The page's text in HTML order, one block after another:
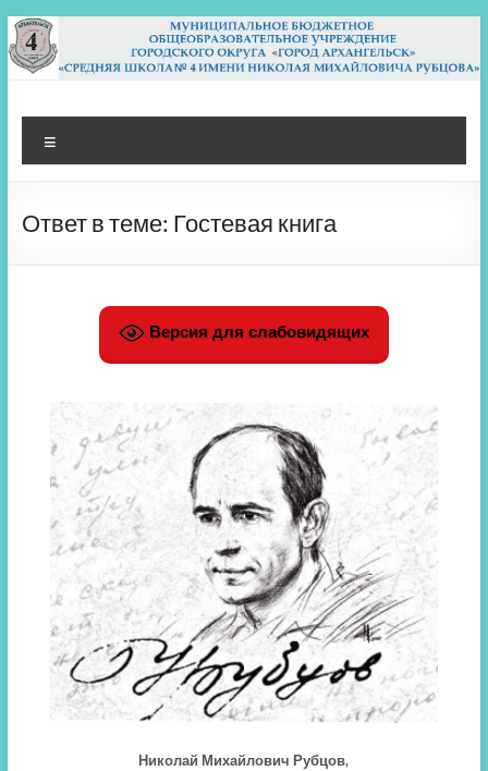
Перейти
к
содержимому
МБОУ СШ 4
Архангельск
Ответ в теме: Гостевая книга
Версия для слабовидящих
Николай Михайлович Рубцов,